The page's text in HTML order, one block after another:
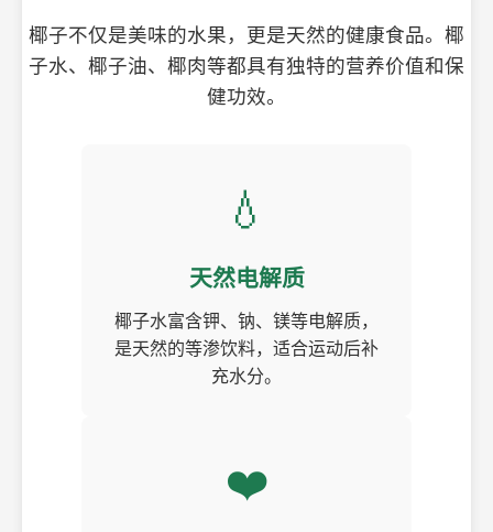
椰子不仅是美味的水果，更是天然的健康食品。椰
子水、椰子油、椰肉等都具有独特的营养价值和保
健功效。
💧
天然电解质
椰子水富含钾、钠、镁等电解质，
是天然的等渗饮料，适合运动后补
充水分。
❤️